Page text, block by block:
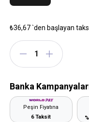
₺36,67`den başlayan
Banka
Peşin Fiyatına
6 Taksit